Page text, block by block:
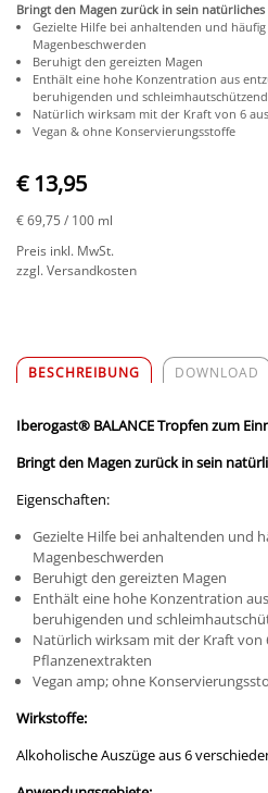
Bringt den Magen zurück in sein natürliches
Gezielte Hilfe bei anhaltenden und
Magenbeschwerden
Beruhigt den gereizten Magen
Enthält eine hohe Konzentration aus
beruhigenden und
Natürlich wirksam mit der Kraft von 6
Vegan & ohne Konservierungsstoffe
€ 13,95
€ 69,75 / 100 ml
Preis inkl. MwSt.
zzgl. Versandkosten
BESCHREIBUNG DOWNLOAD
Iberogast® BALANCE Tropfen zum
Bringt den Magen zurück in sein
Eigenschaften:
Gezielte Hilfe bei anhaltenden und
Magenbeschwerden
Beruhigt den gereizten Magen
Enthält eine hohe Konzentration
beruhigenden und
Natürlich wirksam mit der Kraft von
Pflanzenextrakten
Vegan amp; ohne
Wirkstoffe:
Alkoholische Auszüge aus 6